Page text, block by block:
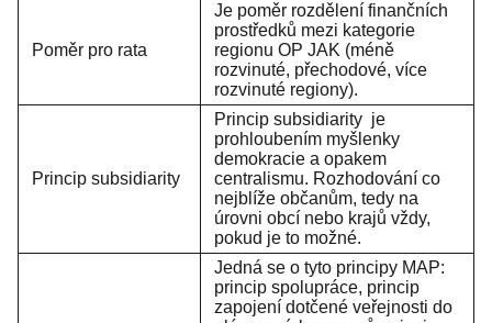
Poměr pro rata
Je poměr rozdělení finančních
prostředků mezi kategorie
regionu OP JAK (méně
rozvinuté, přechodové, více
rozvinuté regiony).
Princip subsidiarity
Princip subsidiarity je
prohloubením myšlenky
demokracie a opakem
centralismu. Rozhodování co
nejblíže občanům, tedy na
úrovni obcí nebo krajů vždy,
pokud je to možné.
Jedná se o tyto principy MAP:
princip spolupráce, princip
zapojení dotčené veřejnosti do